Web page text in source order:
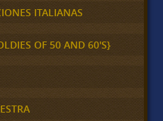
ITALIANAS
OF 50 AND 60'S}